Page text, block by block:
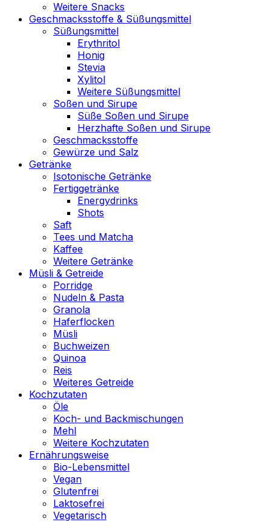
Weitere Snacks
Geschmacksstoffe & Süßungsmittel
Süßungsmittel
Erythritol
Honig
Stevia
Xylitol
Weitere Süßungsmittel
Soßen und Sirupe
Süße Soßen und Sirupe
Herzhafte Soßen und Sirupe
Geschmacksstoffe
Gewürze und Salz
Getränke
Isotonische Getränke
Fertiggetränke
Energydrinks
Shots
Saft
Tees und Matcha
Kaffee
Weitere Getränke
Müsli & Getreide
Porridge
Nudeln & Pasta
Granola
Haferflocken
Müsli
Buchweizen
Quinoa
Reis
Weiteres Getreide
Kochzutaten
Öle
Koch- und Backmischungen
Mehl
Weitere Kochzutaten
Ernährungsweise
Bio-Lebensmittel
Vegan
Glutenfrei
Laktosefrei
Vegetarisch